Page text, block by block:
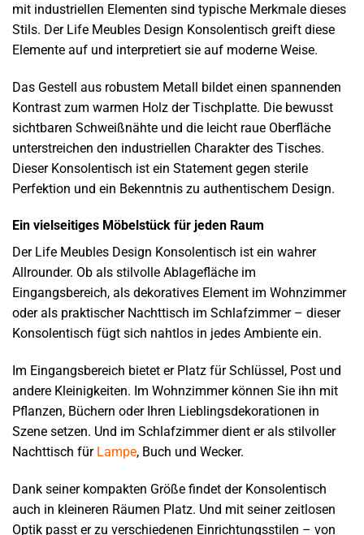
mit industriellen Elementen sind typische Merkmale dieses
Stils. Der Life Meubles Design Konsolentisch greift diese
Elemente auf und interpretiert sie auf moderne Weise.
Das Gestell aus robustem Metall bildet einen spannenden
Kontrast zum warmen Holz der Tischplatte. Die bewusst
sichtbaren Schweißnähte und die leicht raue Oberfläche
unterstreichen den industriellen Charakter des Tisches.
Dieser Konsolentisch ist ein Statement gegen sterile
Perfektion und ein Bekenntnis zu authentischem Design.
Ein vielseitiges Möbelstück für jeden Raum
Der Life Meubles Design Konsolentisch ist ein wahrer
Allrounder. Ob als stilvolle Ablagefläche im
Eingangsbereich, als dekoratives Element im Wohnzimmer
oder als praktischer Nachttisch im Schlafzimmer – dieser
Konsolentisch fügt sich nahtlos in jedes Ambiente ein.
Im Eingangsbereich bietet er Platz für Schlüssel, Post und
andere Kleinigkeiten. Im Wohnzimmer können Sie ihn mit
Pflanzen, Büchern oder Ihren Lieblingsdekorationen in
Szene setzen. Und im Schlafzimmer dient er als stilvoller
Nachttisch für Lampe, Buch und Wecker.
Dank seiner kompakten Größe findet der Konsolentisch
auch in kleineren Räumen Platz. Und mit seiner zeitlosen
Optik passt er zu verschiedenen Einrichtungsstilen – von